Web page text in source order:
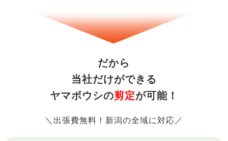
だから
当社だけができる
ヤマボウシの剪定が可能！
＼出張費無料！新潟の全域に対応／